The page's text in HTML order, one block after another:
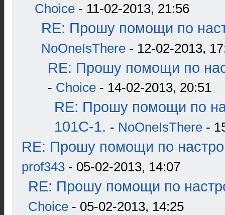
Choice - 11-02-2013, 21:56
RE: Прошу помощи по
NoOneIsThere - 12-02-2013,
RE: Прошу помощи по
- Choice - 14-02-2013, 20:51
RE: Прошу помощи по
101С-1. - NoOneIsThere -
RE: Прошу помощи по
prof343 - 05-02-2013, 14:07
RE: Прошу помощи по
Choice - 05-02-2013, 14:25